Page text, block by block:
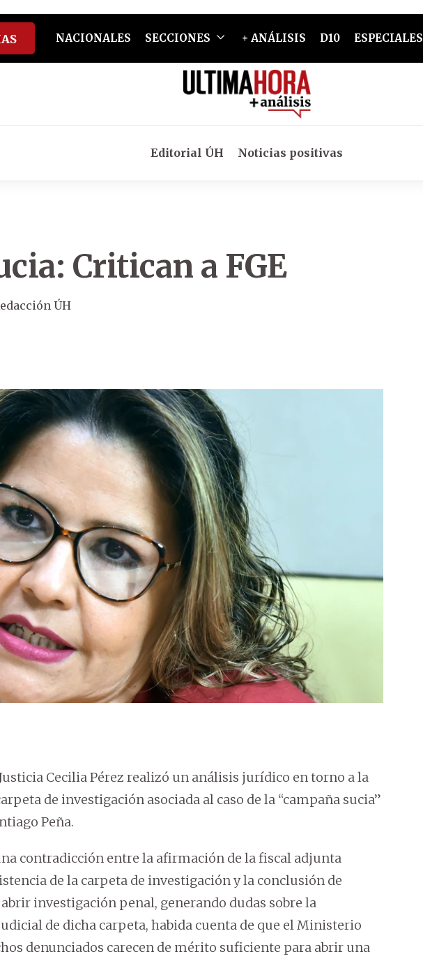
NACIONALES SECCIONES + ANÁLISIS D10 ESPECIALES
Editorial ÚH Noticias positivas
Critican a FGE
ÚH
Cecilia Pérez realizó un análisis jurídico en torno a la
de investigación asociada al caso de la “campaña sucia”
Peña.
contradicción entre la afirmación de la fiscal adjunta
de la carpeta de investigación y la conclusión de
investigación penal, generando dudas sobre la
de dicha carpeta, habida cuenta de que el Ministerio
denunciados carecen de mérito suficiente para abrir una